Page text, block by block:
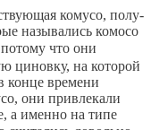
комусо, полу-
назывались комосо
что они
циновку, на которой
конце времени
они привлекали
а именно на типе